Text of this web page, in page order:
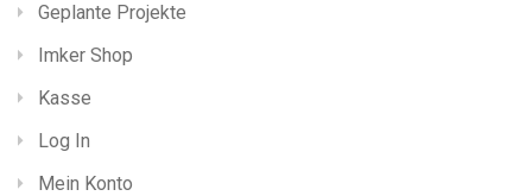
Geplante Projekte
Imker Shop
Kasse
Log In
Mein Konto